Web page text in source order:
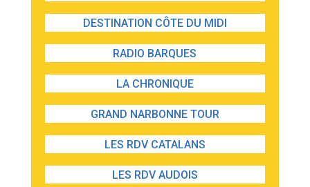
DESTINATION CÔTE DU MIDI
RADIO BARQUES
LA CHRONIQUE
GRAND NARBONNE TOUR
LES RDV CATALANS
LES RDV AUDOIS